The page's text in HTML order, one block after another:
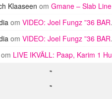
Klaaseen om Gmane – Slab Line International ft Trappadon (VIDEO)
om VIDEO: Joel Fungz ”36 BARS (EY EY)”
om VIDEO: Joel Fungz ”36 BARS (EY EY)”
om LIVE IKVÄLL: Paap, Karim 1 Hunnid, Mwuana & hemlig gäst